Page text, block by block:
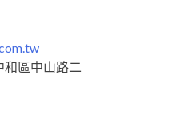
和區中山路二